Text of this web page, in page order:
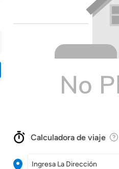
Calculadora de viaje
Ingresa La Dirección